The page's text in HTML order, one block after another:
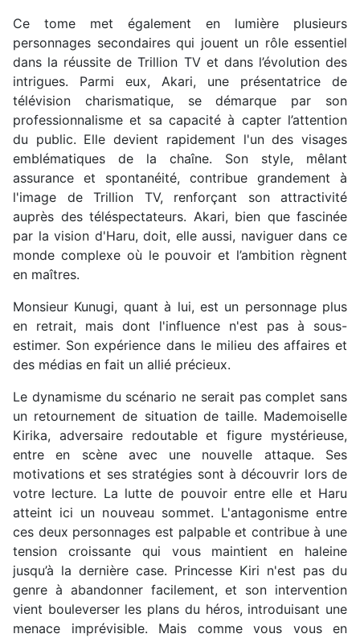
Ce tome met également en lumière plusieurs
personnages secondaires qui jouent un rôle essentiel
dans la réussite de Trillion TV et dans l’évolution des
intrigues. Parmi eux, Akari, une présentatrice de
télévision charismatique, se démarque par son
professionnalisme et sa capacité à capter l’attention
du public. Elle devient rapidement l'un des visages
emblématiques de la chaîne. Son style, mêlant
assurance et spontanéité, contribue grandement à
l'image de Trillion TV, renforçant son attractivité
auprès des téléspectateurs. Akari, bien que fascinée
par la vision d'Haru, doit, elle aussi, naviguer dans ce
monde complexe où le pouvoir et l’ambition règnent
en maîtres.
Monsieur Kunugi, quant à lui, est un personnage plus
en retrait, mais dont l'influence n'est pas à sous-
estimer. Son expérience dans le milieu des affaires et
des médias en fait un allié précieux.
Le dynamisme du scénario ne serait pas complet sans
un retournement de situation de taille. Mademoiselle
Kirika, adversaire redoutable et figure mystérieuse,
entre en scène avec une nouvelle attaque. Ses
motivations et ses stratégies sont à découvrir lors de
votre lecture. La lutte de pouvoir entre elle et Haru
atteint ici un nouveau sommet. L'antagonisme entre
ces deux personnages est palpable et contribue à une
tension croissante qui vous maintient en haleine
jusqu’à la dernière case. Princesse Kiri n'est pas du
genre à abandonner facilement, et son intervention
vient bouleverser les plans du héros, introduisant une
menace imprévisible. Mais comme vous vous en